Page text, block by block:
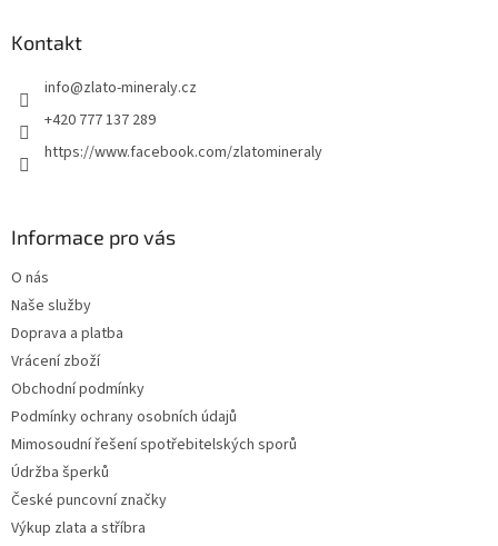
Kontakt
info@zlato-mineraly.cz
+420 777 137 289
https://www.facebook.com/zlatomineraly
Informace pro vás
O nás
Naše služby
Doprava a platba
Vrácení zboží
Obchodní podmínky
Podmínky ochrany osobních údajů
Mimosoudní řešení spotřebitelských sporů
Údržba šperků
České puncovní značky
Výkup zlata a stříbra